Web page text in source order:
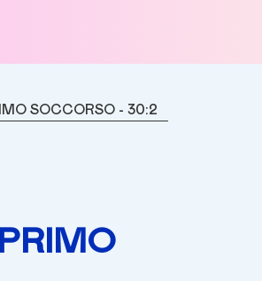
SOCCORSO - 30:2